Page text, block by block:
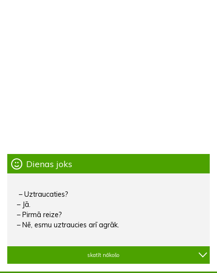
Dienas joks
– Uztraucaties?
– Jā.
– Pirmā reize?
– Nē, esmu uztraucies arī agrāk.
skatīt nākošo